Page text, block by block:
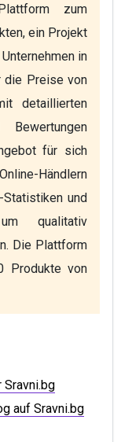
zum
ein Projekt
in
die Preise von
detaillierten
für sich
Händlern
Statistiken und
um qualitativ
Die Plattform
Produkte von
auf Sravni.bg